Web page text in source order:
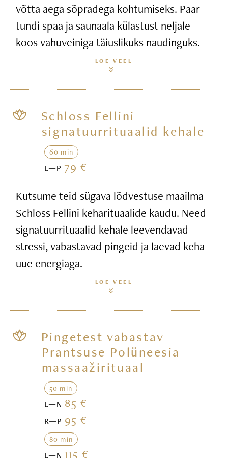
võtta aega sõpradega kohtumiseks. Paar
tundi spaa ja saunaala külastust neljale
koos vahuveiniga täiuslikuks naudinguks.
LOE VEEL
Schloss Fellini
signatuurrituaalid kehale
60 min
E—P 79 €
Kutsume teid sügava lõdvestuse maailma
Schloss Fellini keharituaalide kaudu. Need
signatuurrituaalid kehale leevendavad
stressi, vabastavad pingeid ja laevad keha
uue energiaga.
LOE VEEL
Pingetest vabastav
Prantsuse Polüneesia
massaažirituaal
50 min
E—N 85 €
R—P 95 €
80 min
E—N115 €